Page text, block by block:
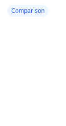
Comparison